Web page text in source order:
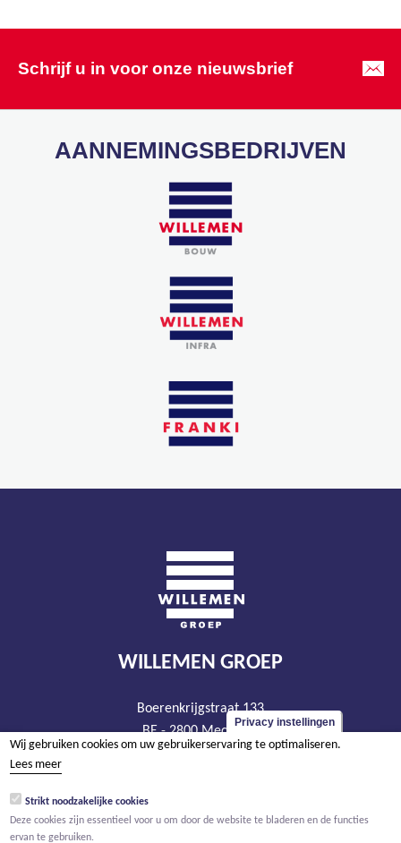
Schrijf u in voor onze nieuwsbrief
AANNEMINGSBEDRIJVEN
WILLEMEN GROEP
Boerenkrijgstraat 133
BE - 2800 Mechelen
tel +32 15 569 965
BTW BE 0466.256.432
Privacy instellingen
Wij gebruiken cookies om uw gebruikerservaring te optimaliseren.
Lees meer
Strikt noodzakelijke cookies
Deze cookies zijn essentieel voor u om door de website te bladeren en de functies
ervan te gebruiken.